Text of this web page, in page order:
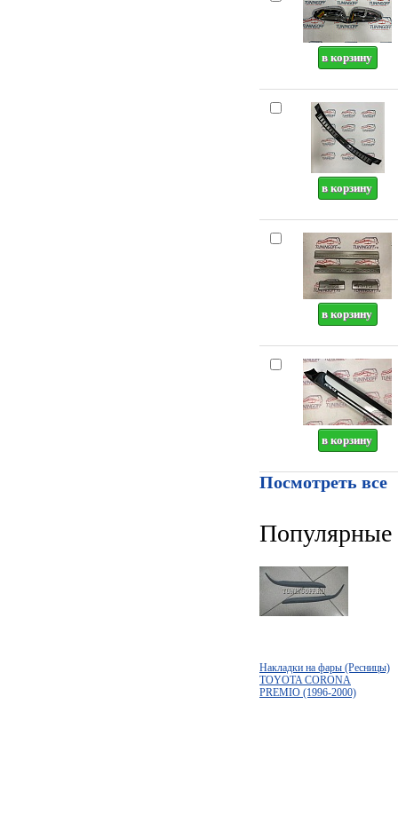
Посмотреть все
Популярные
Накладки на фары (Ресницы)
TOYOTA CORONA
PREMIO (1996-2000)